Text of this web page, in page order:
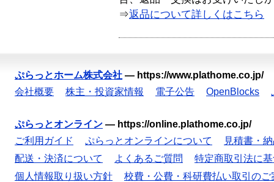
⇒返品について詳しくはこちら
ぷらっとホーム株式会社 — https://www.plathome.co.jp/
会社概要
株主・投資家情報 電子公告 OpenBlocks
ぷらっとオンライン — https://online.plathome.co.jp/
ご利用ガイド
ぷらっとオンラインについて
見積書・
配送・決済について
よくあるご質問
特定商取引法に
個人情報取り扱い方針
校費・公費・科研費払い取引のご